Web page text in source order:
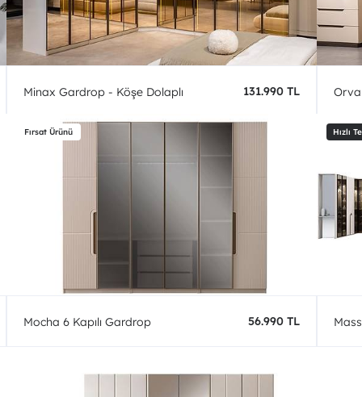
Minax Gardrop - Köşe Dolaplı 131.990 TL Orva
Mocha 6 Kapılı Gardrop 56.990 TL